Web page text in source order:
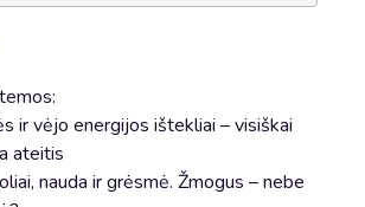
ir vėjo energijos ištekliai – visiškai
ateitis
nauda ir grėsmė. Žmogus – nebe